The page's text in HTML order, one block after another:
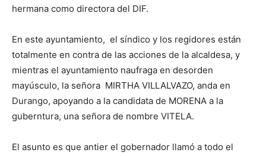
hermana como directora del DIF.
En este ayuntamiento, el síndico y los regidores están
totalmente en contra de las acciones de la alcaldesa, y
mientras el ayuntamiento naufraga en desorden
mayúsculo, la señora MIRTHA VILLALVAZO, anda en
Durango, apoyando a la candidata de MORENA a la
guberntura, una señora de nombre VITELA.
El asunto es que antier el gobernador llamó a todo el